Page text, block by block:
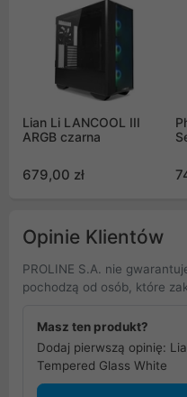
Lian Li LANCOOL III
ARGB czarna
679,00 zł
Opinie Klientów
PROLINE S.A. nie
pochodzą od osób, które
Masz ten produkt?
Dodaj pierwszą opinię:
Tempered Glass White